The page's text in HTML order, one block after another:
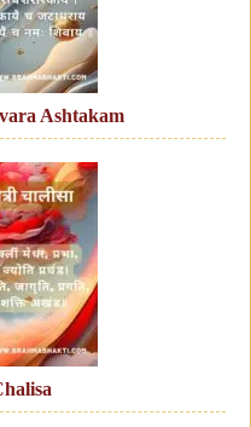
Ashtakam